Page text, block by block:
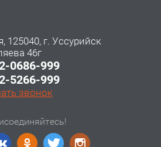
125040, г. Уссурийск
46г
0686-999
5266-999
звонок